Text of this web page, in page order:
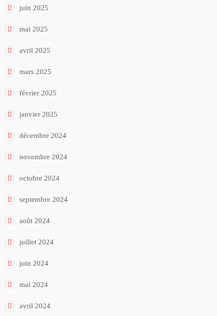
juin 2025
mai 2025
avril 2025
mars 2025
février 2025
janvier 2025
décembre 2024
novembre 2024
octobre 2024
septembre 2024
août 2024
juillet 2024
juin 2024
mai 2024
avril 2024